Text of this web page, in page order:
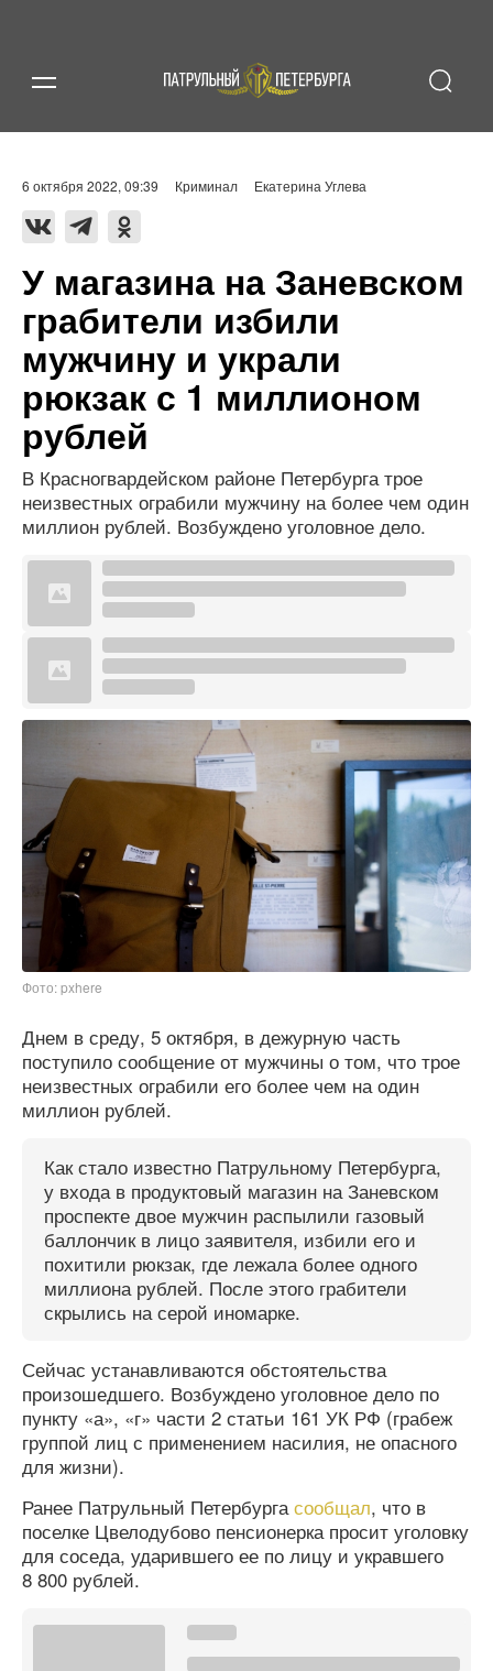
6 октября 2022, 09:39 Криминал Екатерина Углева
У магазина на Заневском
грабители избили
мужчину и украли
рюкзак с 1 миллионом
рублей
В Красногвардейском районе Петербурга трое
неизвестных ограбили мужчину на более чем один
миллион рублей. Возбуждено уголовное дело.
Фото: pxhere
Днем в среду, 5 октября, в дежурную часть
поступило сообщение от мужчины о том, что трое
неизвестных ограбили его более чем на один
миллион рублей.
Как стало известно Патрульному Петербурга,
у входа в продуктовый магазин на Заневском
проспекте двое мужчин распылили газовый
баллончик в лицо заявителя, избили его и
похитили рюкзак, где лежала более одного
миллиона рублей. После этого грабители
скрылись на серой иномарке.
Сейчас устанавливаются обстоятельства
произошедшего. Возбуждено уголовное дело по
пункту «а», «г» части 2 статьи 161 УК РФ (грабеж
группой лиц с применением насилия, не опасного
для жизни).
Ранее Патрульный Петербургасообщал, что в
поселке Цвелодубово пенсионерка просит уголовку
для соседа, ударившего ее по лицу и укравшего
8 800 рублей.